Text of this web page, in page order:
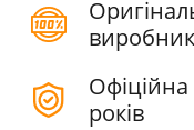
Офіційна
років